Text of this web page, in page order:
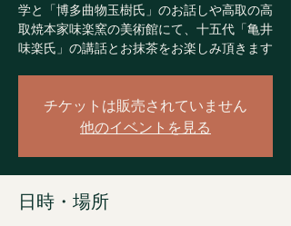
学と「博多曲物玉樹氏」のお話しや高取の高
取焼本家味楽窯の美術館にて、十五代「亀井
味楽氏」の講話とお抹茶をお楽しみ頂きます
チケットは販売されていません
他のイベントを見る
日時・場所